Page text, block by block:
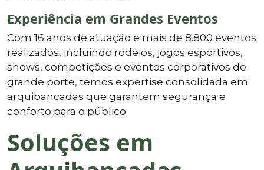
Experiência em Grandes Eventos
Com 16 anos de atuação e mais de 8.800 eventos
realizados, incluindo rodeios, jogos esportivos,
shows, competições e eventos corporativos de
grande porte, temos expertise consolidada em
arquibancadas que garantem segurança e
conforto para o público.
Soluções em